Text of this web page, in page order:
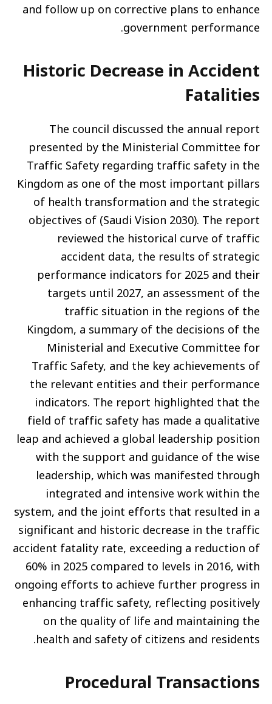
and follow up on corrective plans to enhance
government performance.
Historic Decrease in Accident
Fatalities
The council discussed the annual report
presented by the Ministerial Committee for
Traffic Safety regarding traffic safety in the
Kingdom as one of the most important pillars
of health transformation and the strategic
objectives of (Saudi Vision 2030). The report
reviewed the historical curve of traffic
accident data, the results of strategic
performance indicators for 2025 and their
targets until 2027, an assessment of the
traffic situation in the regions of the
Kingdom, a summary of the decisions of the
Ministerial and Executive Committee for
Traffic Safety, and the key achievements of
the relevant entities and their performance
indicators. The report highlighted that the
field of traffic safety has made a qualitative
leap and achieved a global leadership position
with the support and guidance of the wise
leadership, which was manifested through
integrated and intensive work within the
system, and the joint efforts that resulted in a
significant and historic decrease in the traffic
accident fatality rate, exceeding a reduction of
60% in 2025 compared to levels in 2016, with
ongoing efforts to achieve further progress in
enhancing traffic safety, reflecting positively
on the quality of life and maintaining the
health and safety of citizens and residents.
Procedural Transactions